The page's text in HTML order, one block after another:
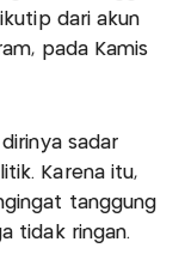
dari akun
pada Kamis
sadar
Karena itu,
tanggung
tidak ringan.